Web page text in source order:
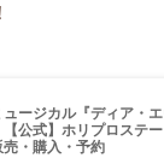
ュージカル『ディア・
【公式】ホリプロステ
売・購入・予約